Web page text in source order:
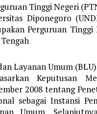
Tinggi Negeri
Diponegoro
Perguruan
Layanan Umum (BLU)
Keputusan
2008 tentang
sebagai Instansi
Umum.